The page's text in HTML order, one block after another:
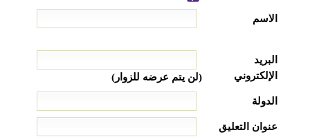
الاسم
البريد
الإلكتروني
(لن يتم عرضه للزوار)
الدولة
عنوان التعليق